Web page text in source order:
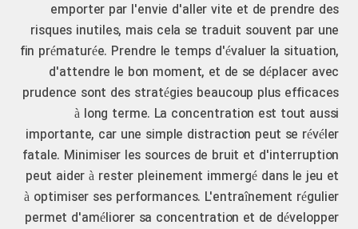
emporter par l'envie d'aller vite et de prendre des
risques inutiles, mais cela se traduit souvent par une
fin prématurée. Prendre le temps d'évaluer la situation,
d'attendre le bon moment, et de se déplacer avec
prudence sont des stratégies beaucoup plus efficaces
à long terme. La concentration est tout aussi
importante, car une simple distraction peut se révéler
fatale. Minimiser les sources de bruit et d'interruption
peut aider à rester pleinement immergé dans le jeu et
à optimiser ses performances. L'entraînement régulier
permet d'améliorer sa concentration et de développer